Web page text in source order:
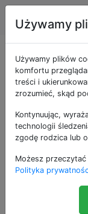
Karty
obok
Używamy
Używamy plików
komfortu
treści i
zrozumieć, skąd
Kontynuując,
technologii
zgodę rodzica lub
Możesz przeczytać
Polityka